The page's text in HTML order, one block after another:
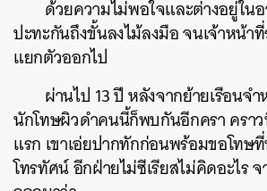
ด้วยความไม่พอใจและต่างอยู่ใน
ปะทะกันถึงขั้นลงไม้ลงมือ จนเจ้าหน้
แยกตัวออกไป
ผ่านไป 13 ปี หลังจากย้ายเรือนจ
นักโทษผิวดำคนนี้ก็พบกันอีกครา ครา
แรก เขาเอ่ยปากทักก่อนพร้อมขอโทษที่
โทรทัศน์ อีกฝ่ายไม่ซีเรียสไม่คิดอะไร